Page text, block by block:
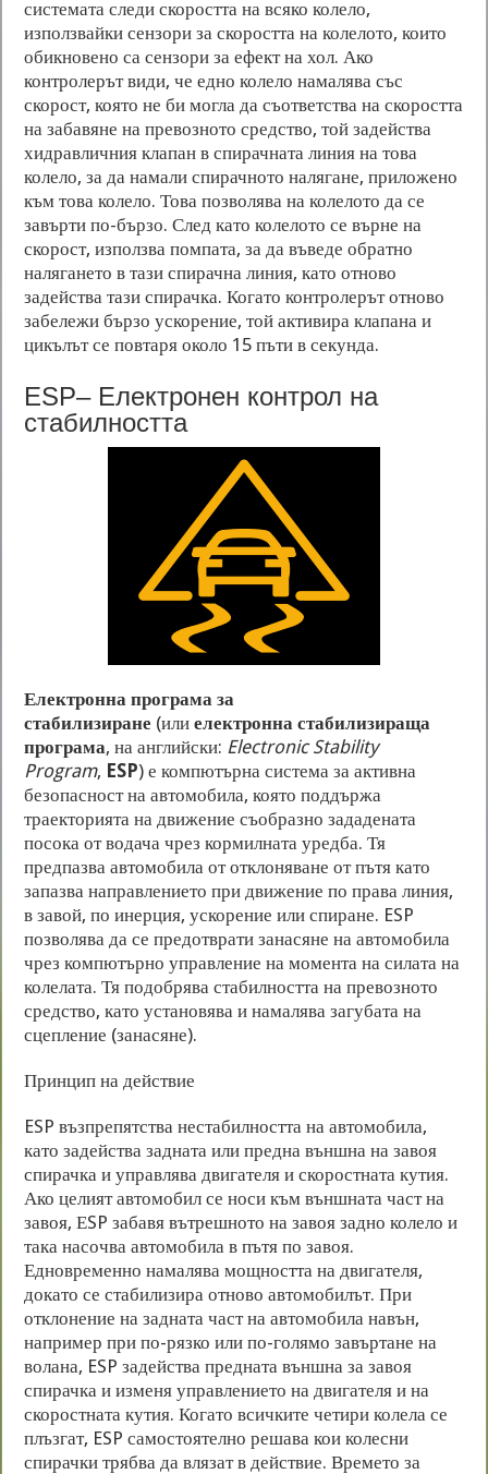
системата следи скоростта на всяко колело,
използвайки сензори за скоростта на колелото, които
обикновено са сензори за ефект на хол. Ако
контролерът види, че едно колело намалява със
скорост, която не би могла да съответства на скоростта
на забавяне на превозното средство, той задейства
хидравличния клапан в спирачната линия на това
колело, за да намали спирачното налягане, приложено
към това колело. Това позволява на колелото да се
завърти по-бързо. След като колелото се върне на
скорост, използва помпата, за да въведе обратно
налягането в тази спирачна линия, като отново
задейства тази спирачка. Когато контролерът отново
забележи бързо ускорение, той активира клапана и
цикълът се повтаря около 15 пъти в секунда.
ESP– Електронен контрол на
стабилността
Електронна програма за
стабилизиране (илиелектронна стабилизираща
програма, на английски: Electronic Stability
Program, ESP) е компютърна система за активна
безопасност на автомобила, която поддържа
траекторията на движение съобразно зададената
посока от водача чрез кормилната уредба. Тя
предпазва автомобила от отклоняване от пътя като
запазва направлението при движение по права линия,
в завой, по инерция, ускорение или спиране. ESP
позволява да се предотврати занасяне на автомобила
чрез компютърно управление на момента на силата на
колелата. Тя подобрява стабилността на превозното
средство, като установява и намалява загубата на
сцепление (занасяне).
Принцип на действие
ESP възпрепятства нестабилността на автомобила,
като задейства задната или предна външна на завоя
спирачка и управлява двигателя и скоростната кутия.
Ако целият автомобил се носи към външната част на
завоя, ЕSP забавя вътрешното на завоя задно колело и
така насочва автомобила в пътя по завоя.
Едновременно намалява мощността на двигателя,
докато се стабилизира отново автомобилът. При
отклонение на задната част на автомобила навън,
например при по-рязко или по-голямо завъртане на
волана, ESP задейства предната външна за завоя
спирачка и изменя управлението на двигателя и на
скоростната кутия. Когато всичките четири колела се
плъзгат, ESP самостоятелно решава кои колесни
спирачки трябва да влязат в действие. Времето за